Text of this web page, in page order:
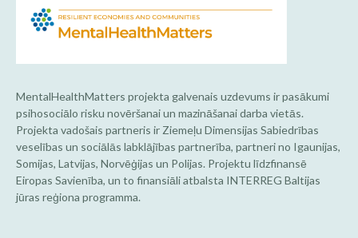
MentalHealthMatters projekta galvenais uzdevums ir pasākumi
psihosociālo risku novēršanai un mazināšanai darba vietās.
Projekta vadošais partneris ir Ziemeļu Dimensijas Sabiedrības
veselības un sociālās labklājības partnerība, partneri no Igaunijas,
Somijas, Latvijas, Norvēģijas un Polijas. Projektu līdzfinansē
Eiropas Savienība, un to finansiāli atbalsta INTERREG Baltijas
jūras reģiona programma.